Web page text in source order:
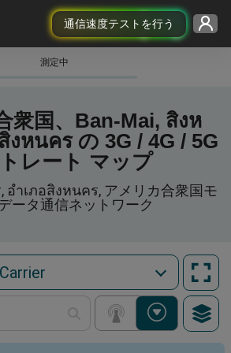
通信速度テストを行う
測定中
衆国、Ban-Mai, สิงห
งหนคร の 3G / 4G / 5G
レート マップ
อำเภอสิงหนคร, アメリカ合衆国モ
ータ通信ネットワーク